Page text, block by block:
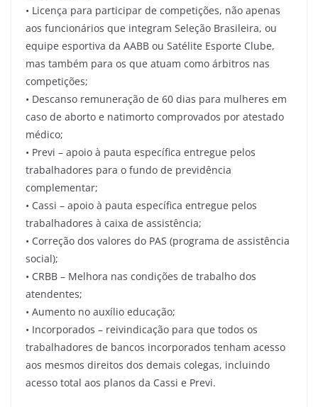
• Licença para participar de competições, não apenas
aos funcionários que integram Seleção Brasileira, ou
equipe esportiva da AABB ou Satélite Esporte Clube,
mas também para os que atuam como árbitros nas
competições;
• Descanso remuneração de 60 dias para mulheres em
caso de aborto e natimorto comprovados por atestado
médico;
• Previ – apoio à pauta específica entregue pelos
trabalhadores para o fundo de previdência
complementar;
• Cassi – apoio à pauta específica entregue pelos
trabalhadores à caixa de assistência;
• Correção dos valores do PAS (programa de assistência
social);
• CRBB – Melhora nas condições de trabalho dos
atendentes;
• Aumento no auxílio educação;
• Incorporados – reivindicação para que todos os
trabalhadores de bancos incorporados tenham acesso
aos mesmos direitos dos demais colegas, incluindo
acesso total aos planos da Cassi e Previ.